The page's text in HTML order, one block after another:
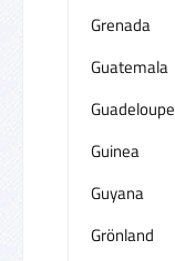
Grenada
Guatemala
Guadeloupe
Guinea
Guyana
Grönland